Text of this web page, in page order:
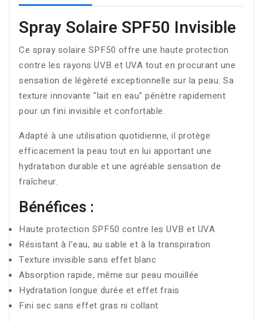
Spray Solaire SPF50 Invisible
Ce spray solaire SPF50 offre une haute protection
contre les rayons UVB et UVA tout en procurant une
sensation de légèreté exceptionnelle sur la peau. Sa
texture innovante "lait en eau" pénètre rapidement
pour un fini invisible et confortable.
Adapté à une utilisation quotidienne, il protège
efficacement la peau tout en lui apportant une
hydratation durable et une agréable sensation de
fraîcheur.
Bénéfices :
Haute protection SPF50 contre les UVB et UVA
Résistant à l’eau, au sable et à la transpiration
Texture invisible sans effet blanc
Absorption rapide, même sur peau mouillée
Hydratation longue durée et effet frais
Fini sec sans effet gras ni collant